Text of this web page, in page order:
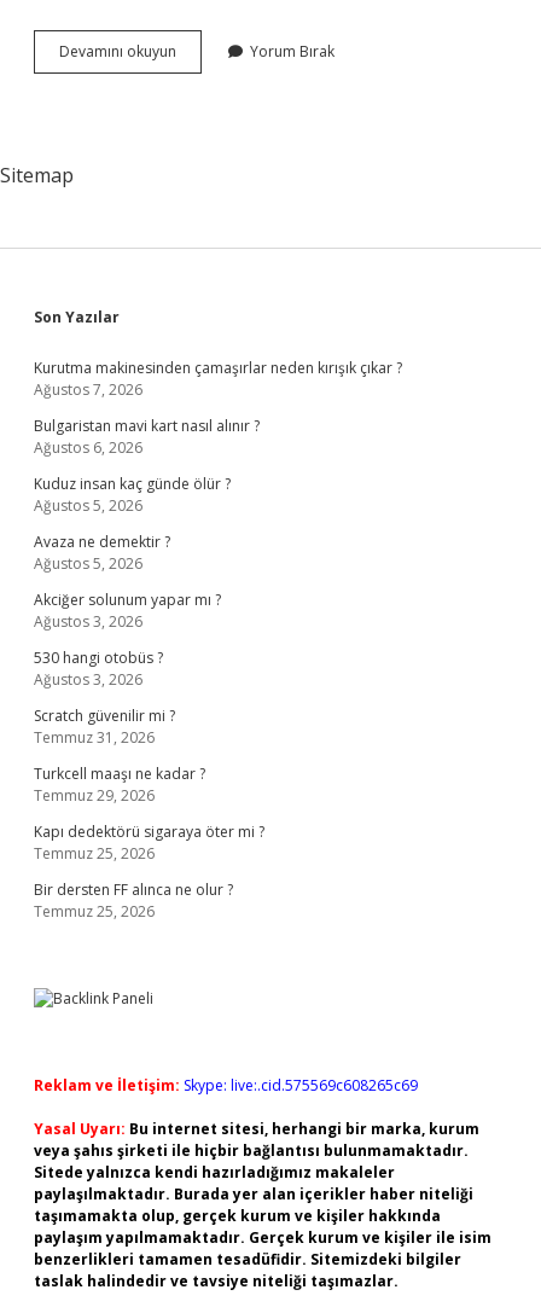
Devamını okuyun
Yapı
Yorum Bırak
Sitemap
Sidebar
Son Yazılar
Kurutma makinesinden çamaşırlar neden kırışık çıkar ?
Ağustos 7, 2026
Bulgaristan mavi kart nasıl alınır ?
Ağustos 6, 2026
Kuduz insan kaç günde ölür ?
Ağustos 5, 2026
Avaza ne demektir ?
Ağustos 5, 2026
Akciğer solunum yapar mı ?
Ağustos 3, 2026
530 hangi otobüs ?
Ağustos 3, 2026
Scratch güvenilir mi ?
Temmuz 31, 2026
Turkcell maaşı ne kadar ?
Temmuz 29, 2026
Kapı dedektörü sigaraya öter mi ?
Temmuz 25, 2026
Bir dersten FF alınca ne olur ?
Temmuz 25, 2026
Reklam ve İletişim: Skype: live:.cid.575569c608265c69
Yasal Uyarı: Bu internet sitesi, herhangi bir marka, kurum
veya şahıs şirketi ile hiçbir bağlantısı bulunmamaktadır.
Sitede yalnızca kendi hazırladığımız makaleler
paylaşılmaktadır. Burada yer alan içerikler haber niteliği
taşımamakta olup, gerçek kurum ve kişiler hakkında
paylaşım yapılmamaktadır. Gerçek kurum ve kişiler ile isim
benzerlikleri tamamen tesadüfidir. Sitemizdeki bilgiler
taslak halindedir ve tavsiye niteliği taşımazlar.